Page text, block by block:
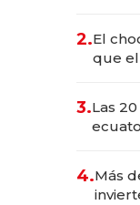
2.El
que el
3.Las
4.Más